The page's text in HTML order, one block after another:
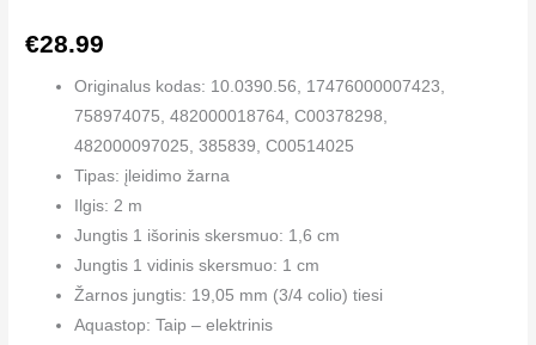
€28.99
Originalus kodas: 10.0390.56, 17476000007423,
758974075, 482000018764, C00378298,
482000097025, 385839, C00514025
Tipas: įleidimo žarna
Ilgis: 2 m
Jungtis 1 išorinis skersmuo: 1,6 cm
Jungtis 1 vidinis skersmuo: 1 cm
Žarnos jungtis: 19,05 mm (3/4 colio) tiesi
Aquastop: Taip – elektrinis